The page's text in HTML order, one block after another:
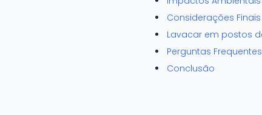
Considerações Finais
Lavacar em postos
Perguntas
Conclusão